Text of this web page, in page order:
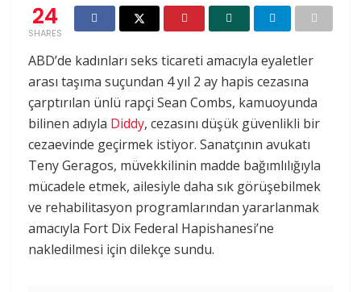
24
SHARES
ABD’de kadınları seks ticareti amacıyla eyaletler
arası taşıma suçundan 4 yıl 2 ay hapis cezasına
çarptırılan ünlü rapçi Sean Combs, kamuoyunda
bilinen adıyla Diddy, cezasını düşük güvenlikli bir
cezaevinde geçirmek istiyor. Sanatçının avukatı
Teny Geragos, müvekkilinin madde bağımlılığıyla
mücadele etmek, ailesiyle daha sık görüşebilmek
ve rehabilitasyon programlarından yararlanmak
amacıyla Fort Dix Federal Hapishanesi’ne
nakledilmesi için dilekçe sundu.